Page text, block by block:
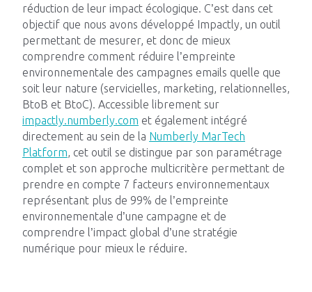
Impacts
Blog Tech
Nous rejoindre
Contactez-nous
réduction de leur impact écologique. C’est dans cet
objectif que nous avons développé Impactly, un outil
permettant de mesurer, et donc de mieux
comprendre comment réduire l’empreinte
environnementale des campagnes emails quelle que
soit leur nature (servicielles, marketing, relationnelles,
BtoB et BtoC). Accessible librement sur
impactly.numberly.com et également intégré
directement au sein de la Numberly MarTech
Platform, cet outil se distingue par son paramétrage
complet et son approche multicritère permettant de
prendre en compte 7 facteurs environnementaux
représentant plus de 99% de l’empreinte
environnementale d’une campagne et de
comprendre l’impact global d’une stratégie
numérique pour mieux le réduire.